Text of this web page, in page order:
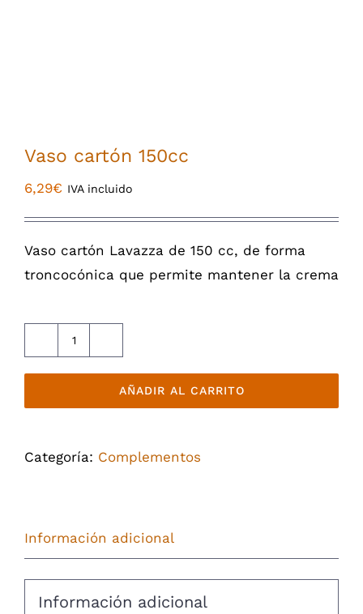
Vaso cartón 150cc
6,29€ IVA incluido
Vaso cartón Lavazza de 150 cc, de forma
troncocónica que permite mantener la crema
cartón
AÑADIR AL CARRITO
Categoría: Complementos
Información adicional
Información adicional